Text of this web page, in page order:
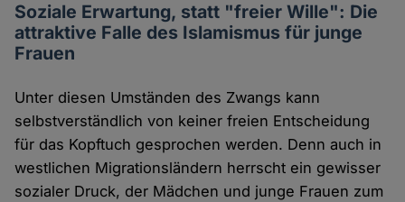
Soziale Erwartung, statt "freier Wille": Die
attraktive Falle des Islamismus für junge
Frauen
Unter diesen Umständen des Zwangs kann
selbstverständlich von keiner freien Entscheidung
für das Kopftuch gesprochen werden. Denn auch in
westlichen Migrationsländern herrscht ein gewisser
sozialer Druck, der Mädchen und junge Frauen zum